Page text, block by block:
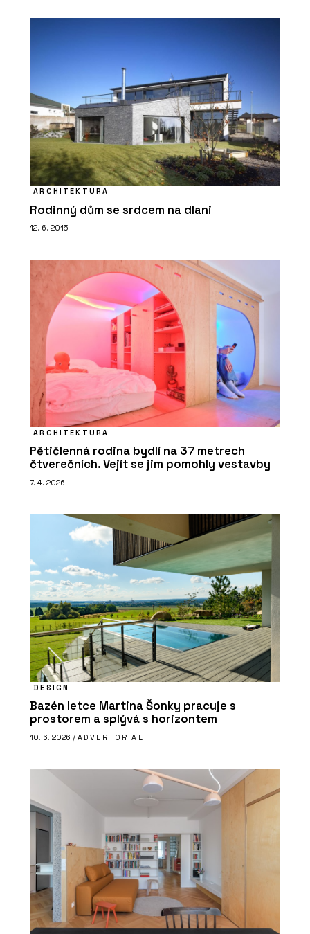
ARCHITEKTURA
Rodinný dům se srdcem na dlani
12. 6. 2015
ARCHITEKTURA
Pětičlenná rodina bydlí na 37 metrech
čtverečních. Vejít se jim pomohly vestavby
7. 4. 2026
DESIGN
Bazén letce Martina Šonky pracuje s
prostorem a splývá s horizontem
10. 6. 2026 / ADVERTORIAL